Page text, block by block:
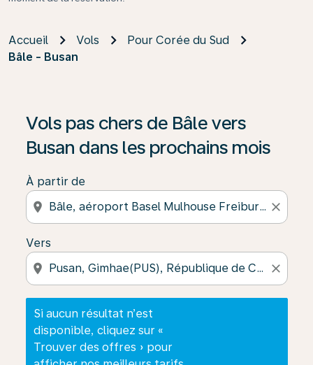
Accueil Vols
Pour Corée du Sud
Bâle - Busan
Vols pas chers de Bâle vers
Busan dans les prochains mois
À partir de
location_on close
Vers
location_on close
Si aucun résultat n’est
disponible, cliquez sur «
Trouver des offres » pour
Si aucun résultat n’est disponible, cliquez sur «